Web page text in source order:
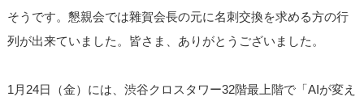
そうです。懇親会では雜賀会長の元に名刺交換を求める方の行
列が出来ていました。皆さま、ありがとうございました。
1月24日（金）には、渋谷クロスタワー32階最上階で「AIが変え